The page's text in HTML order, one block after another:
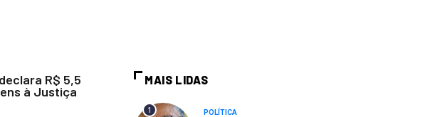
R$ 5,5
à Justiça
MAIS LIDAS
1 POLÍTICA